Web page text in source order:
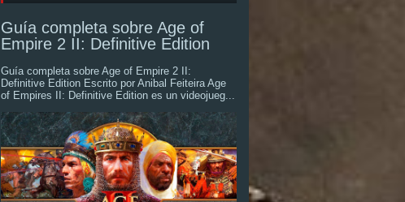
Guía completa sobre Age of
Empire 2 II: Definitive Edition
Guía completa sobre Age of Empire 2 II:
Definitive Edition Escrito por Anibal Feiteira Age
of Empires II: Definitive Edition es un videojueg...